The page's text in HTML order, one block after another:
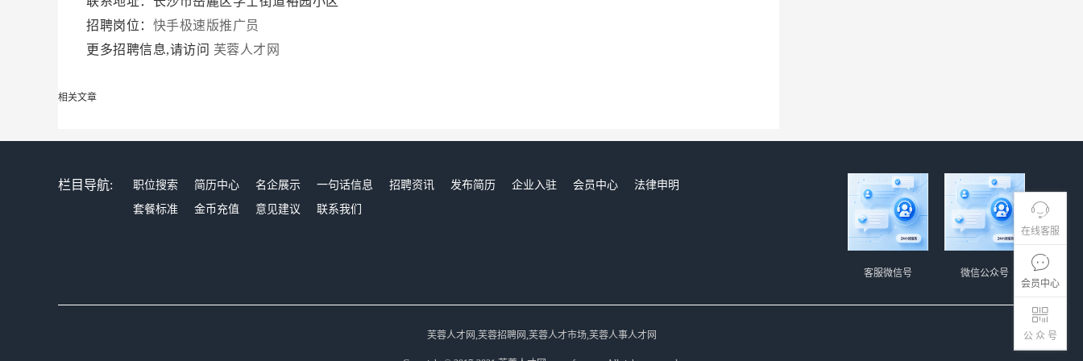
在线客服
会员中心
公 众 号
招聘岗位： 快手极速版推广员
更多招聘信息,请访问 芙蓉人才网
相关文章
栏目导航: 职位搜索 简历中心 名企展示 一句话信息 招聘资讯 发布简历 企业入驻 会员中心
法律申明
套餐标准
金币充值 意见建议 联系我们
微信公众号
客服微信号
芙蓉人才网,芙蓉招聘网,芙蓉人才市场,芙蓉人事人才网